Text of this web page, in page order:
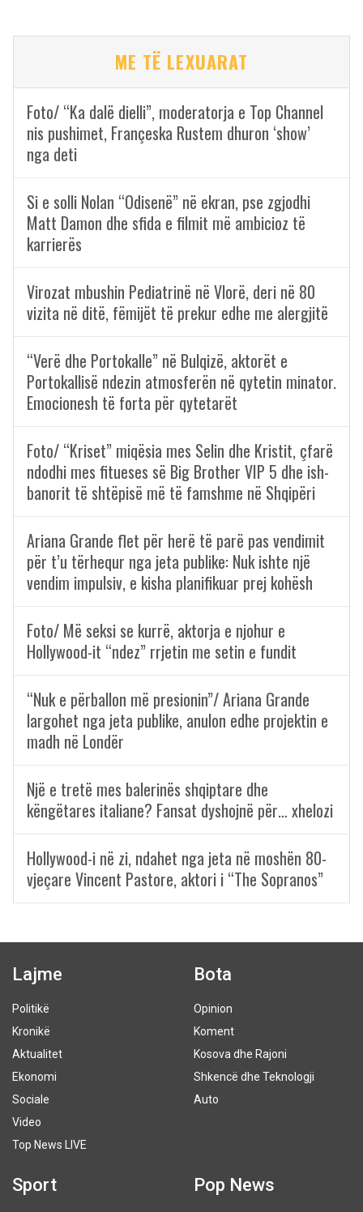
ME TË LEXUARAT
Foto/ “Ka dalë dielli”, moderatorja e Top Channel
nis pushimet, Françeska Rustem dhuron ‘show’
nga deti
Si e solli Nolan “Odisenë” në ekran, pse zgjodhi
Matt Damon dhe sfida e filmit më ambicioz të
karrierës
Virozat mbushin Pediatrinë në Vlorë, deri në 80
vizita në ditë, fëmijët të prekur edhe me alergjitë
“Verë dhe Portokalle” në Bulqizë, aktorët e
Portokallisë ndezin atmosferën në qytetin minator.
Emocionesh të forta për qytetarët
Foto/ “Kriset” miqësia mes Selin dhe Kristit, çfarë
ndodhi mes fitueses së Big Brother VIP 5 dhe ish-
banorit të shtëpisë më të famshme në Shqipëri
Ariana Grande flet për herë të parë pas vendimit
për t’u tërhequr nga jeta publike: Nuk ishte një
vendim impulsiv, e kisha planifikuar prej kohësh
Foto/ Më seksi se kurrë, aktorja e njohur e
Hollywood-it “ndez” rrjetin me setin e fundit
“Nuk e përballon më presionin”/ Ariana Grande
largohet nga jeta publike, anulon edhe projektin e
madh në Londër
Një e tretë mes balerinës shqiptare dhe
këngëtares italiane? Fansat dyshojnë për… xhelozi
Hollywood-i në zi, ndahet nga jeta në moshën 80-
vjeçare Vincent Pastore, aktori i “The Sopranos”
Lajme
Politikë
Kronikë
Aktualitet
Ekonomi
Sociale
Video
Top News LIVE
Bota
Opinion
Koment
Kosova dhe Rajoni
Shkencë dhe Teknologji
Auto
Sport Pop News